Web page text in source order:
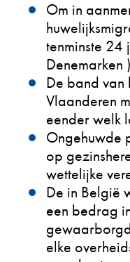
Om in
tenminste 24
Denemarken )
De band
Vlaanderen
eender welk
Ongehuwde
op
wettelijke
De in België
een bedrag
elke